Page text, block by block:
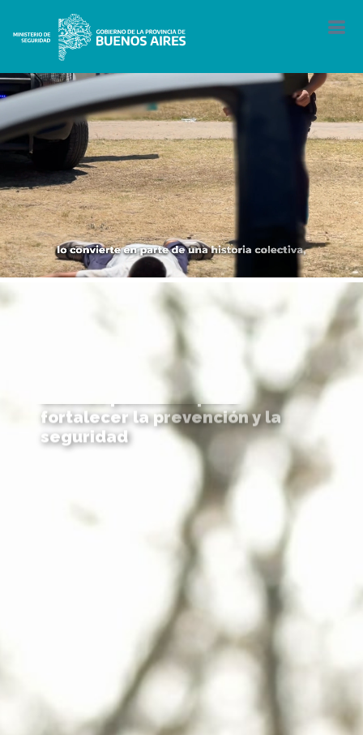
Pergamino recibió nuevos
móviles policiales para
fortalecer la prevención y la